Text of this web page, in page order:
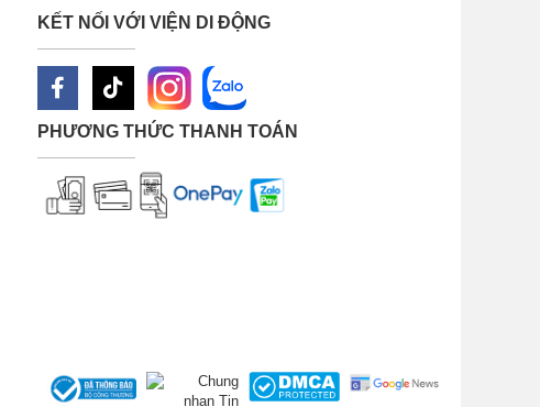
KẾT NỐI VỚI VIỆN DI ĐỘNG
PHƯƠNG THỨC THANH TOÁN